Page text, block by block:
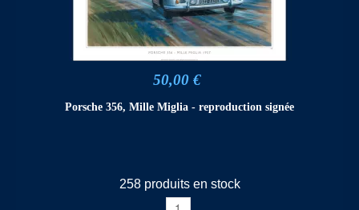
50,00 €
Porsche 356, Mille Miglia - reproduction signée
258 produits en stock